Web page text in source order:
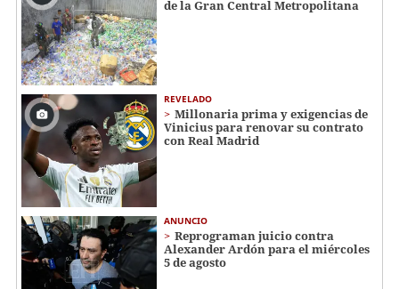
de la Gran Central Metropolitana
REVELADO
Millonaria prima y exigencias de
Vinicius para renovar su contrato
con Real Madrid
ANUNCIO
Reprograman juicio contra
Alexander Ardón para el miércoles
5 de agosto